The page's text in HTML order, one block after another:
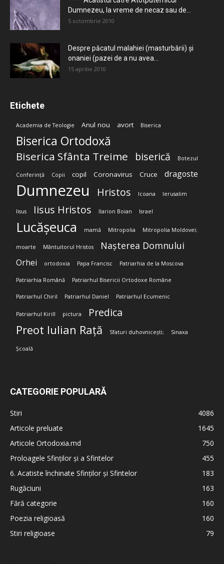
Dumnezeu, la vreme de necaz sau de...
5 octombrie 2010
Despre păcatul malahiei (masturbării) şi
onaniei (pazei de a nu avea...
15 aprilie 2010
Etichete
Academia de Teologie Anul nou avort Biserica
Biserica Ortodoxă
Biserica Sfânta Treime biserică Botezul
Conferință Copii copil Coronavirus Cruce dragoste
Dumnezeu Hristos Icoana Ierusalim
Iisus Iisus Hristos Ilarion Boian Israel
Lucășeuca mamă Mitropolia Mitropolia Moldovei;
moarte Mântuitorul Hristos Nașterea Domnului
Orhei ortodoxia Papa Francisc Patriarhia de la Moscova
Patriarhia Română Patriarhul Bisericii Ortodoxe Române
Patriarhul Chiril Patriarhul Daniel Patriarhul Ecumenic
Patriarhul Kirill pictura Predica
Preot Iulian Rață Sfaturi duhovnicești; Sinaxa
Școală
CATEGORIE POPULARĂ
Stiri
4086
Articole preluate
1645
Articole Ortodoxia.md
750
Proloagele Sfinților și a Sfintelor
455
6. Acatiste închinate Sfinților și Sfintelor
183
Rugăciuni
163
Fără categorie
160
Poezia religioasă
160
Stiri religioase
79